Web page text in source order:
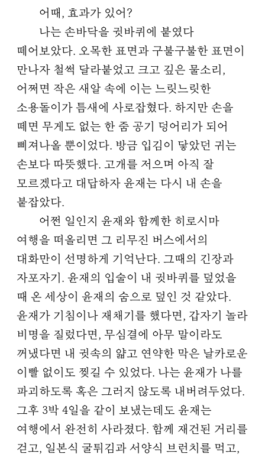
어때, 효과가 있어?
나는 손바닥을 귓바퀴에 붙였다
떼어보았다. 오목한 표면과 구불구불한 표면이
만나자 철썩 달라붙었고 크고 깊은 물소리,
어쩌면 작은 새알 속에 이는 느릿느릿한
소용돌이가 틈새에 사로잡혔다. 하지만 손을
떼면 무게도 없는 한 줌 공기 덩어리가 되어
삐져나올 뿐이었다. 방금 입김이 닿았던 귀는
손보다 따뜻했다. 고개를 저으며 아직 잘
모르겠다고 대답하자 윤재는 다시 내 손을
붙잡았다.
어쩐 일인지 윤재와 함께한 히로시마
여행을 떠올리면 그 리무진 버스에서의
대화만이 선명하게 기억난다. 그때의 긴장과
자포자기. 윤재의 입술이 내 귓바퀴를 덮었을
때 온 세상이 윤재의 숨으로 덮인 것 같았다.
윤재가 기침이나 재채기를 했다면, 갑자기 놀라
비명을 질렀다면, 무심결에 아무 말이라도
꺼냈다면 내 귓속의 얇고 연약한 막은 날카로운
이빨 없이도 찢길 수 있었다. 나는 윤재가 나를
파괴하도록 혹은 그러지 않도록 내버려두었다.
그후 3박 4일을 같이 보냈는데도 윤재는
여행에서 완전히 사라졌다. 함께 재건된 거리를
걷고, 일본식 굴튀김과 서양식 브런치를 먹고,